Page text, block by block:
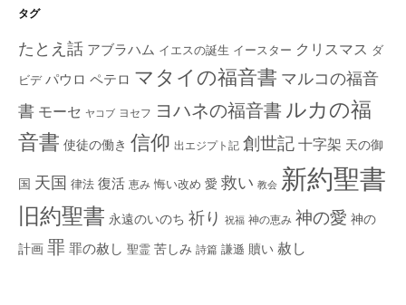
タグ
たとえ話 アブラハム イエスの誕生 イースター クリスマス ダ
ビデ パウロ ペテロ マタイの福音書 マルコの福音
書 モーセ ヤコブ ヨセフ ヨハネの福音書 ルカの福
音書 使徒の働き 信仰 出エジプト記 創世記 十字架 天の御
国 天国 律法 復活 恵み 悔い改め 愛 救い 教会 新約聖書
旧約聖書 永遠のいのち 祈り 祝福 神の恵み 神の愛 神の
計画 罪 罪の赦し 聖霊 苦しみ 詩篇 謙遜 贖い 赦し